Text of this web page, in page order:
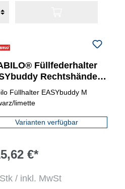
Füllfederhalter
Rechtshänder
Füllhalter EASYbuddy M
limette
Varianten verfügbar
€*
/ inkl. MwSt